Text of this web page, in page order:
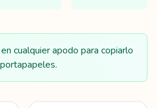
cualquier apodo para copiarlo